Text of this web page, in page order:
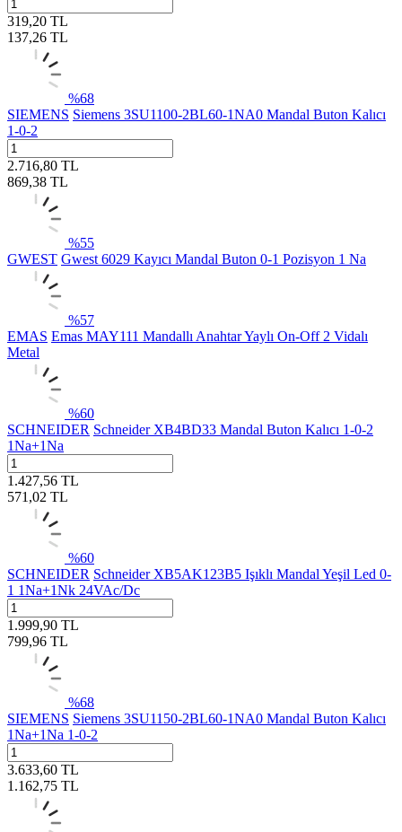
319,20 TL
137,26 TL
%68
SIEMENS Siemens 3SU1100-2BL60-1NA0 Mandal Buton Kalıcı
1-0-2
2.716,80 TL
869,38 TL
%55
GWEST Gwest 6029 Kayıcı Mandal Buton 0-1 Pozisyon 1 Na
%57
EMAS Emas MAY111 Mandallı Anahtar Yaylı On-Off 2 Vidalı
Metal
%60
SCHNEIDER Schneider XB4BD33 Mandal Buton Kalıcı 1-0-2
1Na+1Na
1.427,56 TL
571,02 TL
%60
SCHNEIDER Schneider XB5AK123B5 Işıklı Mandal Yeşil Led 0-
1 1Na+1Nk 24VAc/Dc
1.999,90 TL
799,96 TL
%68
SIEMENS Siemens 3SU1150-2BL60-1NA0 Mandal Buton Kalıcı
1Na+1Na 1-0-2
3.633,60 TL
1.162,75 TL